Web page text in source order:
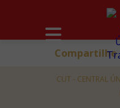
CUT - CENTRAL
Compartilhe